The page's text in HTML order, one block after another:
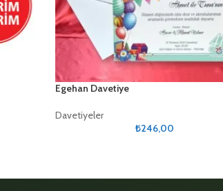
Egehan Davetiye
Davetiyeler
₺246,00